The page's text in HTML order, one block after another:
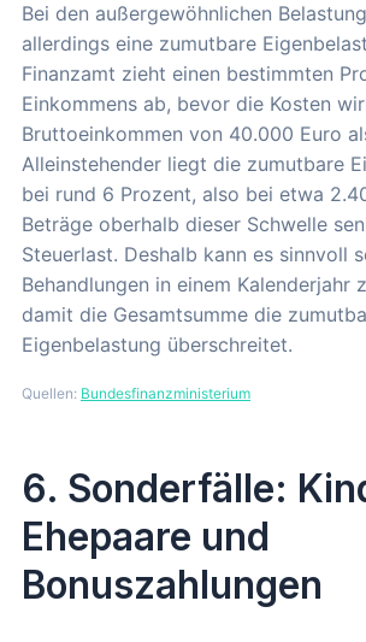
Bei den außergewöhnlichen
allerdings eine zumutbare
Finanzamt zieht einen bestimmten
Einkommens ab, bevor die Kosten
Bruttoeinkommen von 40.000 Euro
Alleinstehender liegt die zumutbare
bei rund 6 Prozent, also bei etwa
Beträge oberhalb dieser Schwelle
Steuerlast. Deshalb kann es sinnvoll
Behandlungen in einem Kalenderjahr
damit die Gesamtsumme die
Eigenbelastung überschreitet.
Quellen: Bundesfinanzministerium
6. Sonderfälle:
Ehepaare und
Bonuszahlungen